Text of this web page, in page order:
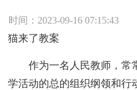
时间：2023-09-16 07:15:43
猫来了教案
作为一名人民教师，常
学活动的总的组织纲领和行